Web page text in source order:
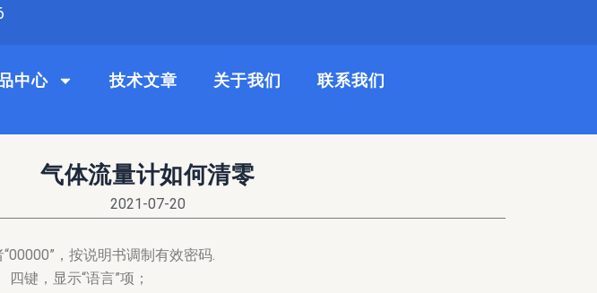
中心 技术文章 关于我们 联系我们
气体流量计如何清零
2021-07-20
，按说明书调制有效密码.
键，显示“语言”项；